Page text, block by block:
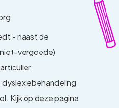
- naast de
vergoede)
Kijk op deze pagina